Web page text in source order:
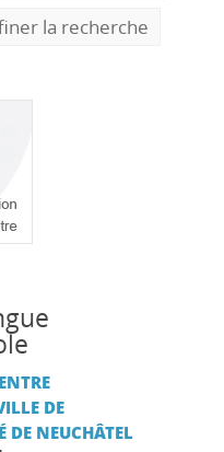
la recherche
DE
DE NEUCHÂTEL